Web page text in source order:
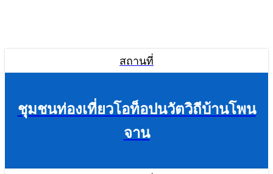
สถานที่
ชุมชนท่องเที่ยวโอท็อปนวัตวิถีบ้านโพน
จาน